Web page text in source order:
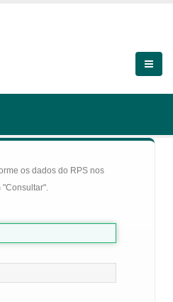
os dados do RPS nos
"Consultar".